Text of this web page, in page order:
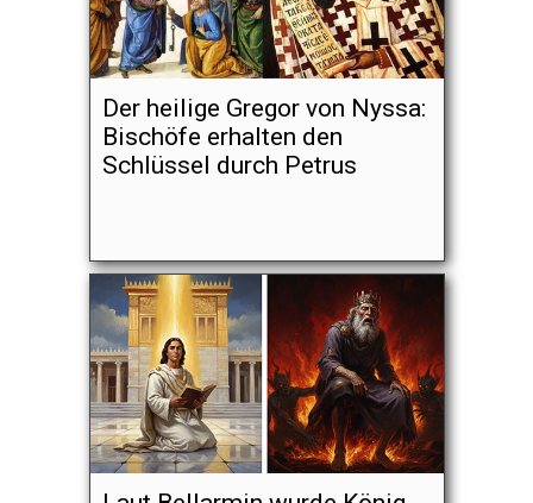
Der heilige Gregor von Nyssa:
Bischöfe erhalten den
Schlüssel durch Petrus